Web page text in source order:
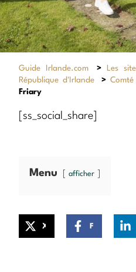
Guide Irlande.com > Les
République d'Irlande
>
Friary
[ss_social_share]
Menu afficher